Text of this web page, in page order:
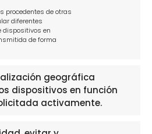
procedentes de otras
diferentes
dispositivos en
de forma
geográfica
dispositivos en función
activamente.